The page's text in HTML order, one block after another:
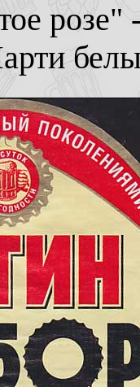
розе"